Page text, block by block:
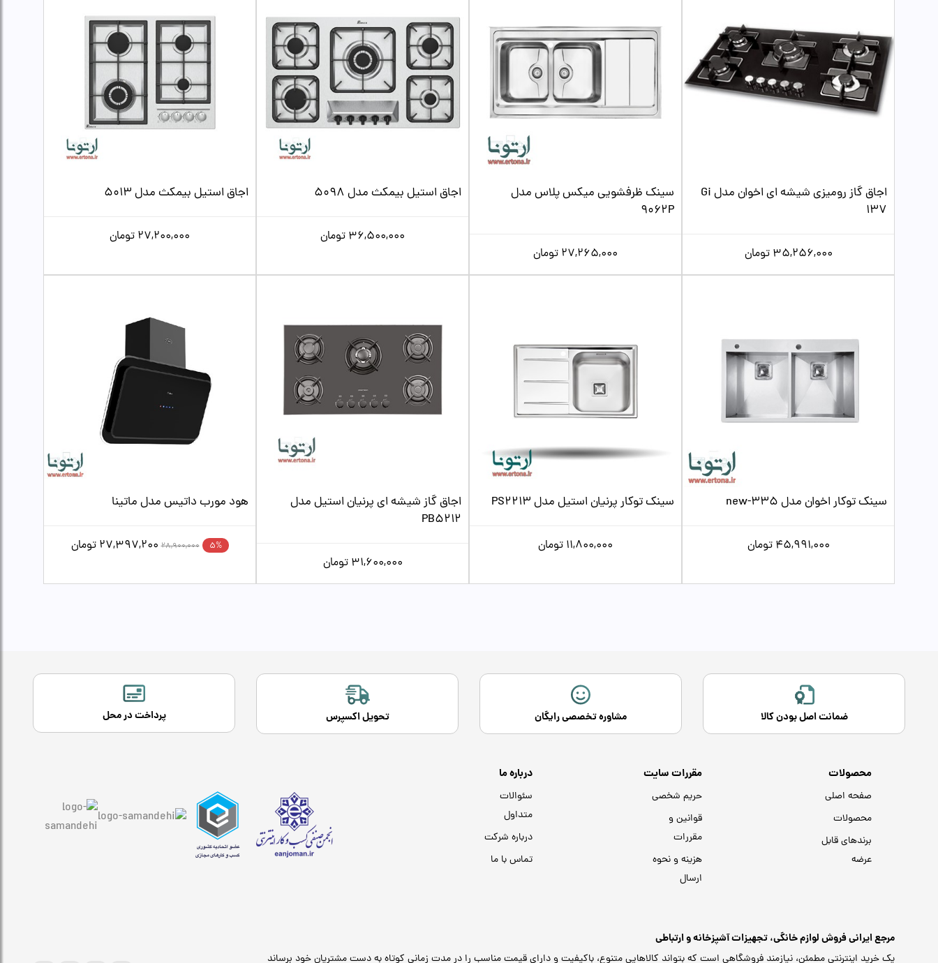
اجاق گاز رومیزی شیشه ای اخوان مدل Gi
137
35,256,000 تومان
سینک ظرفشویی میکس پلاس مدل
9062P
27,265,000 تومان
اجاق استیل بیمکث مدل 5098
36,500,000 تومان
اجاق استیل بیمکث مدل 5013
27,200,000 تومان
سینک توکار اخوان مدل new-335
45,991,000 تومان
سینک توکار پرنیان استیل مدل PS2213
11,800,000 تومان
اجاق گاز شیشه ای پرنیان استیل مدل
PB5212
31,600,000 تومان
هود مورب داتیس مدل ماتینا
5%
28,900,000
27,397,200 تومان
ضمانت اصل بودن کالا مشاوره تخصصی رایگان تحویل اکسپرس پرداخت در محل
محصولات
صفحه اصلی
محصولات
برندهای قابل
عرضه
مقررات سایت
حریم شخصی
قوانین و
مقررات
هزینه و نحوه
ارسال
درباره ما
سئوالات
متداول
درباره شرکت
تماس با ما
مرجع ایرانی فروش لوازم خانگی، تجهیزات آشپزخانه و ارتباطی
یک خرید اینترنتی مطمئن، نیازمند فروشگاهی است که بتواند کالاهایی متنوع، باکیفیت و دارای قیمت مناسب را در مدت زمانی کوتاه به دست مشتریان خود برساند